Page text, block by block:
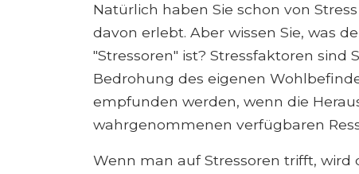
Natürlich haben Sie schon von
davon erlebt. Aber wissen Sie, was
"Stressoren" ist? Stressfaktoren
Bedrohung des eigenen
empfunden werden, wenn die
wahrgenommenen verfügbaren
Wenn man auf Stressoren trifft, wird